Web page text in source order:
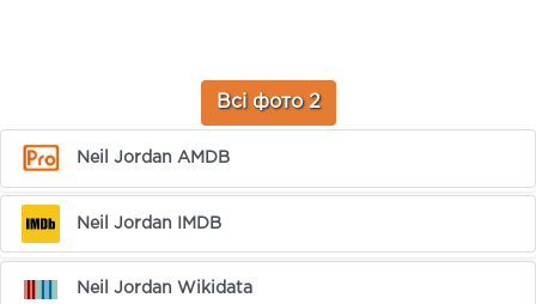
Всі фото 2
Neil Jordan AMDB
Neil Jordan IMDB
Neil Jordan Wikidata